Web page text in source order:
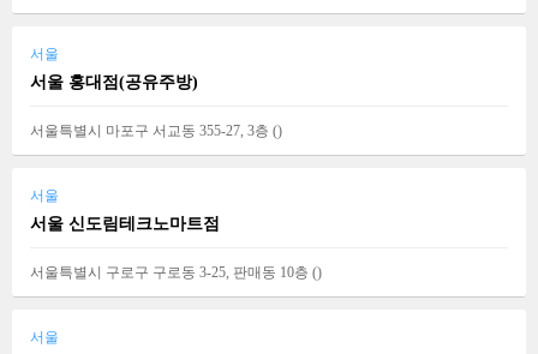
서울
서울 홍대점(공유주방)
서울특별시 마포구 서교동 355-27, 3층 ()
서울
서울 신도림테크노마트점
서울특별시 구로구 구로동 3-25, 판매동 10층 ()
서울